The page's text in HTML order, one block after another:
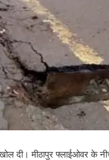
खोल दी। मीठापुर